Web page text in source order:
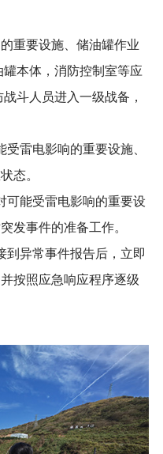
重要设施、储油罐作业
本体，消防控制室等应
斗人员进入一级战备，
雷电影响的重要设施、
态。
可能受雷电影响的重要设
发事件的准备工作。
到异常事件报告后，立即
按照应急响应程序逐级